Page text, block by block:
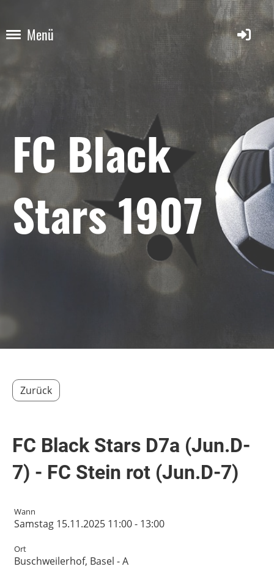
Menü
FC Black
Stars 1907
Zurück
FC Black Stars D7a (Jun.D-
7) - FC Stein rot (Jun.D-7)
Wann
Samstag 15.11.2025 11:00 - 13:00
Ort
Buschweilerhof, Basel - A